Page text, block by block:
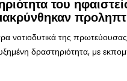
του
νοτιοδυτικά της
δραστηριότητα, με